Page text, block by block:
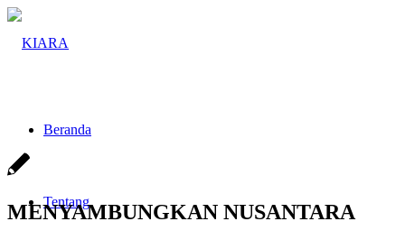
Beranda
Tentang
MENYAMBUNGKAN NUSANTARA